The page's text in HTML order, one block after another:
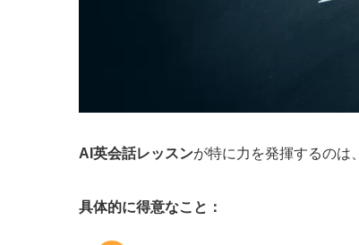
AI英会話レッスンが特に力を発揮するのは、
具体的に得意なこと：